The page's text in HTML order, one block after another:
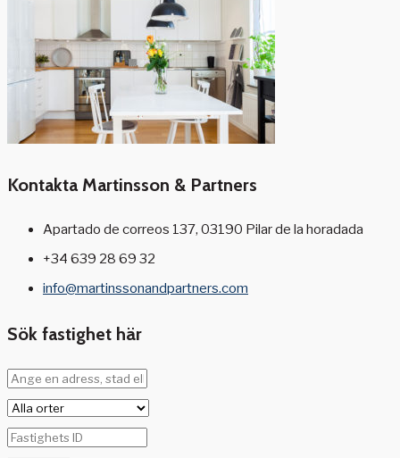
Kontakta Martinsson & Partners
Apartado de correos 137, 03190 Pilar de la horadada
+34 639 28 69 32
info@martinssonandpartners.com
Sök fastighet här